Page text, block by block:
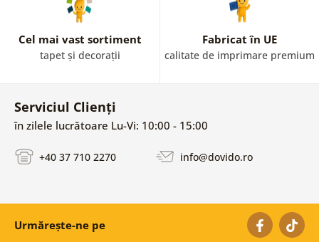
Cel mai vast sortiment
tapet și decorații
Fabricat în UE
calitate de imprimare premium
Serviciul Clienți
în zilele lucrătoare Lu-Vi: 10:00 - 15:00
+40 37 710 2270 info@dovido.ro
Urmărește-ne pe